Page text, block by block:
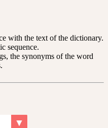
with the text of the dictionary.
sequence.
the synonyms of the word